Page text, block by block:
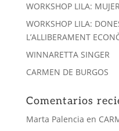
WORKSHOP LILA:
WORKSHOP LILA:
L’ALLIBERAMENT
WINNARETTA SINGER
CARMEN DE BURGOS
Comentarios
Marta Palencia en